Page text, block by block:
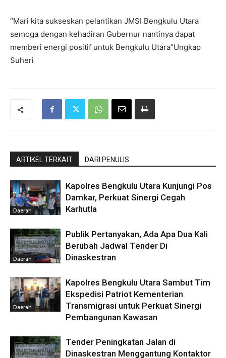
“Mari kita sukseskan pelantikan JMSI Bengkulu Utara
semoga dengan kehadiran Gubernur nantinya dapat
memberi energi positif untuk Bengkulu Utara”Ungkap
Suheri
ARTIKEL TERKAIT DARI PENULIS
Daerah
Kapolres Bengkulu Utara Kunjungi Pos
Damkar, Perkuat Sinergi Cegah
Karhutla
Daerah
Publik Pertanyakan, Ada Apa Dua Kali
Berubah Jadwal Tender Di
Dinaskestran
Daerah
Kapolres Bengkulu Utara Sambut Tim
Ekspedisi Patriot Kementerian
Transmigrasi untuk Perkuat Sinergi
Pembangunan Kawasan
Tender Peningkatan Jalan di
Dinaskestran Menggantung Kontaktor